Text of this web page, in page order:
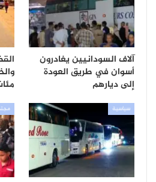
آلاف السودانيين يغادرون
أسوان في طريق العودة
إلى ديارهم
سياسية